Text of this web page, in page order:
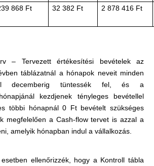
868 Ft 32 382 Ft 2 878 416 Ft
– Tervezett értékesítési bevételek az
táblázatnál a hónapok neveit minden
decemberig tüntessék fel, és a
kezdjenek tényleges bevétellel
többi hónapnál 0 Ft bevételt szükséges
megfelelően a Cash-flow tervet is azzal a
amelyik hónapban indul a vállalkozás.
ellenőrizzék, hogy a Kontroll tábla